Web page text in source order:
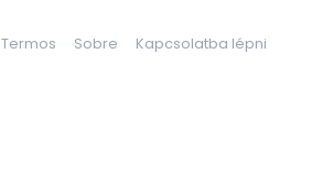
Termos Sobre Kapcsolatba lépni